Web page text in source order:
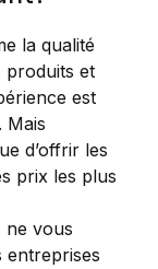
la qualité
produits et
est
Mais
d’offrir les
prix les plus
ne vous
entreprises